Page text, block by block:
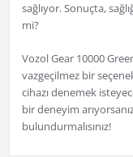
sağlıyor. Sonuçta,
mi?
Vozol Gear 10000
vazgeçilmez bir
cihazı denemek
bir deneyim
bulundurmalısınız!